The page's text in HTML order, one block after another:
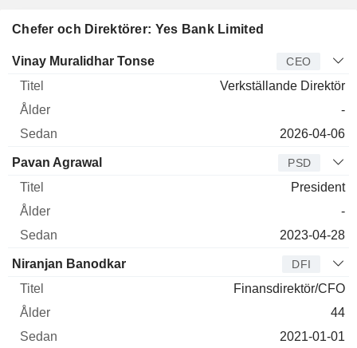
Chefer och Direktörer: Yes Bank Limited
Verkställande
Vinay Muralidhar Tonse CEO
Verkställande Direktör
-
2026-04-06
Pavan Agrawal PSD
President
-
2023-04-28
Niranjan Banodkar DFI
Finansdirektör/CFO
44
2021-01-01